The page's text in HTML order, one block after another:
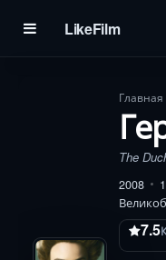
LikeFilm
Главная
The
2008
7.5